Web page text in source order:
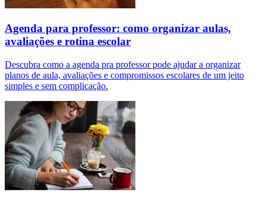
Agenda para professor: como organizar aulas,
avaliações e rotina escolar
Descubra como a agenda pra professor pode ajudar a organizar
planos de aula, avaliações e compromissos escolares de um jeito
simples e sem complicação.